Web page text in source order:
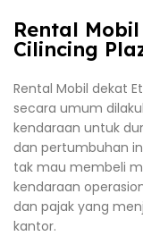
Rental
Cilincing
Rental Mobil dekat
secara umum
kendaraan untuk
dan pertumbuhan
tak mau membeli
kendaraan
dan pajak yang
kantor.